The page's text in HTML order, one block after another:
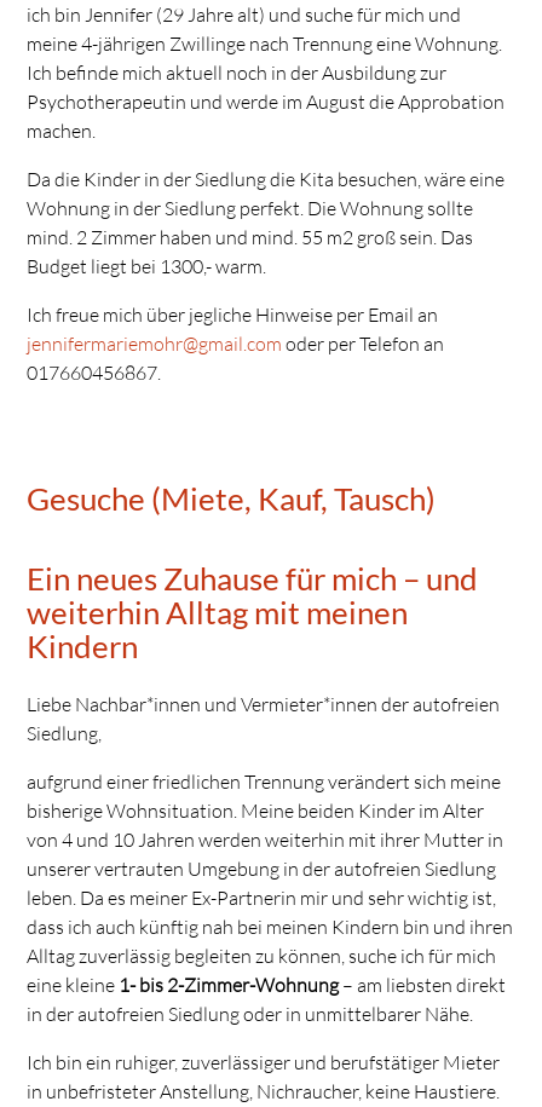
ich bin Jennifer (29 Jahre alt) und suche für mich und
meine 4-jährigen Zwillinge nach Trennung eine Wohnung.
Ich befinde mich aktuell noch in der Ausbildung zur
Psychotherapeutin und werde im August die Approbation
machen.
Da die Kinder in der Siedlung die Kita besuchen, wäre eine
Wohnung in der Siedlung perfekt. Die Wohnung sollte
mind. 2 Zimmer haben und mind. 55 m2 groß sein. Das
Budget liegt bei 1300,- warm.
Ich freue mich über jegliche Hinweise per Email an
jennifermariemohr@gmail.com oder per Telefon an
017660456867.
Gesuche (Miete, Kauf, Tausch)
Ein neues Zuhause für mich – und
weiterhin Alltag mit meinen
Kindern
Liebe Nachbar*innen und Vermieter*innen der autofreien
Siedlung,
aufgrund einer friedlichen Trennung verändert sich meine
bisherige Wohnsituation. Meine beiden Kinder im Alter
von 4 und 10 Jahren werden weiterhin mit ihrer Mutter in
unserer vertrauten Umgebung in der autofreien Siedlung
leben. Da es meiner Ex-Partnerin mir und sehr wichtig ist,
dass ich auch künftig nah bei meinen Kindern bin und ihren
Alltag zuverlässig begleiten zu können, suche ich für mich
eine kleine 1- bis 2-Zimmer-Wohnung– am liebsten direkt
in der autofreien Siedlung oder in unmittelbarer Nähe.
Ich bin ein ruhiger, zuverlässiger und berufstätiger Mieter
in unbefristeter Anstellung, Nichraucher, keine Haustiere.